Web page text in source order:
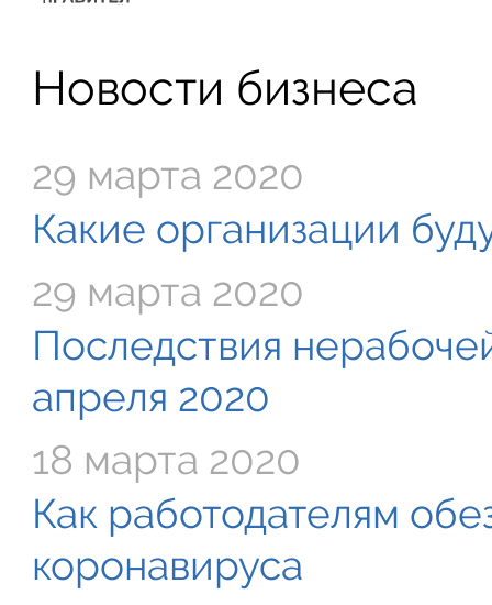
Новости бизнеса
29 марта 2020
Какие организации
29 марта 2020
Последствия
апреля 2020
18 марта 2020
Как работодателям
коронавируса